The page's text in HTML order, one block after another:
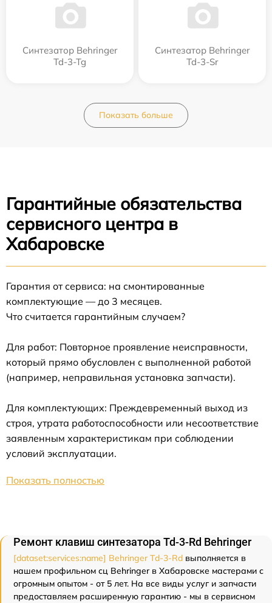
Синтезатор Behringer
Td-3-Tg
Синтезатор Behringer
Td-3-Sr
Показать больше
Гарантийные обязательства
сервисного центра в
Хабаровске
Гарантия от сервиса: на смонтированные
комплектующие — до 3 месяцев.
Что считается гарантийным случаем?
Для работ: Повторное проявление неисправности,
который прямо обусловлен с выполненной работой
(например, неправильная установка запчасти).
Для комплектующих: Преждевременный выход из
строя, утрата работоспособности или несоответствие
заявленным характеристикам при соблюдении
условий эксплуатации.
Показать полностью
Ремонт клавиш синтезатора Td-3-Rd Behringer
[dataset:services:name] Behringer Td-3-Rd выполняется в
нашем профильном сц Behringer в Хабаровске мастерами с
огромным опытом - от 5 лет. На все виды услуг и запчасти
предоставляем расширенную гарантию - мы в сервисном